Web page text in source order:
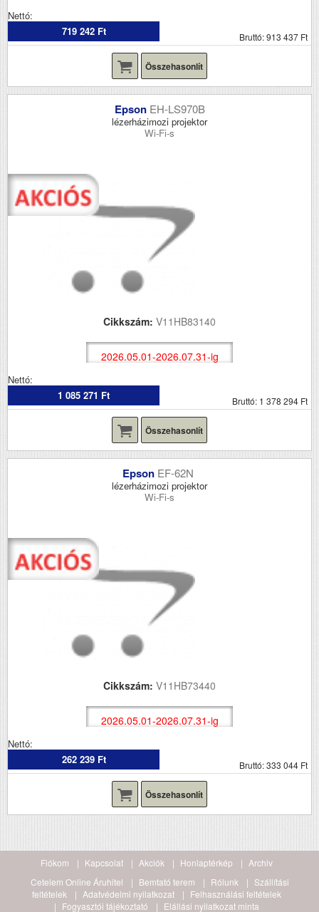
Nettó:
719 242 Ft
Bruttó: 913 437 Ft
Összehasonlít
Epson EH-LS970B
lézerházimozi projektor
Wi-Fi-s
Cikkszám: V11HB83140
2026.05.01-2026.07.31-ig
Nettó:
1 085 271 Ft
Bruttó: 1 378 294 Ft
Összehasonlít
Epson EF-62N
lézerházimozi projektor
Wi-Fi-s
Cikkszám: V11HB73440
2026.05.01-2026.07.31-ig
Nettó:
262 239 Ft
Bruttó: 333 044 Ft
Összehasonlít
Fiókom Kapcsolat Akciók Honlaptérkép
Archiv
Cetelem Online Áruhitel
Bemtató terem Rólunk
Szállítási
feltételek
Adatvédelmi nyilatkozat
Felhasználási feltételek
Fogyasztói tájékoztató
Elállási nyilatkozat minta